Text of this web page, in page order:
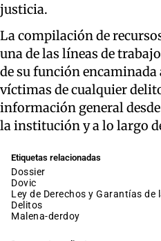
justicia.
La compilación de
una de las líneas de
de su función encaminada
víctimas de cualquier
información general
la institución y a lo largo
Etiquetas relacionadas
dossier
dovic
Ley de Derechos y Garantías de las Personas Víctimas de
Delitos
malena-derdoy